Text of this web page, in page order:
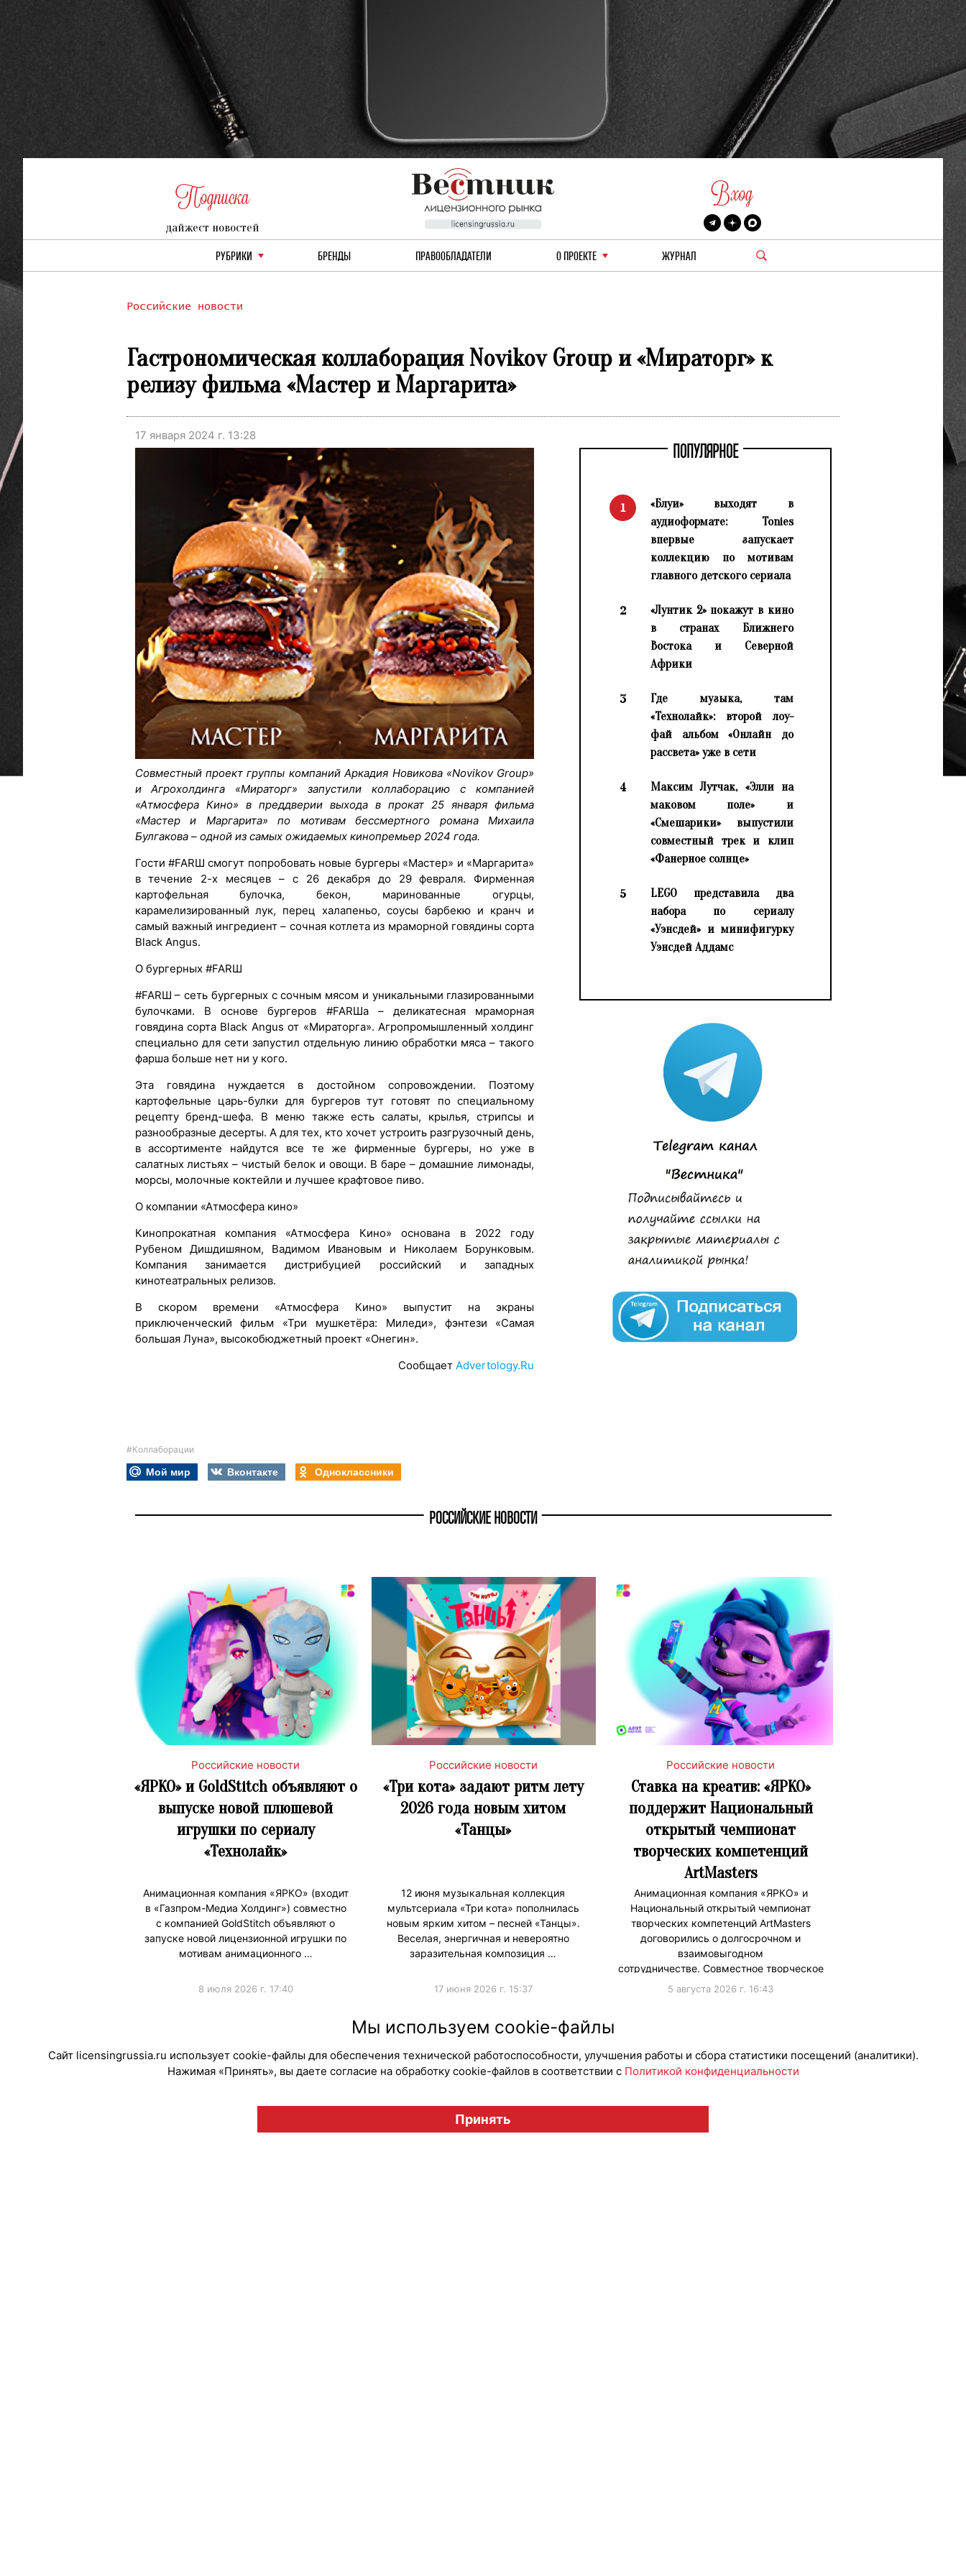
Подписка
дайжест новостей
Вход
РУБРИКИ БРЕНДЫ ПРАВООБЛАДАТЕЛИ О ПРОЕКТЕ ЖУРНАЛ
Российские новости
Гастрономическая коллаборация Novikov Group и «Мираторг» к
релизу фильма «Мастер и Маргарита»
17 января 2024 г. 13:28
Совместный проект группы компаний Аркадия Новикова «Novikov Group»
и Агрохолдинга «Мираторг» запустили коллаборацию с компанией
«Атмосфера Кино» в преддверии выхода в прокат 25 января фильма
«Мастер и Маргарита» по мотивам бессмертного романа Михаила
Булгакова – одной из самых ожидаемых кинопремьер 2024 года.
Гости #FARШ смогут попробовать новые бургеры «Мастер» и «Маргарита»
в течение 2-х месяцев – с 26 декабря до 29 февраля. Фирменная
картофельная булочка, бекон, маринованные огурцы,
карамелизированный лук, перец халапеньо, соусы барбекю и кранч и
самый важный ингредиент – сочная котлета из мраморной говядины сорта
Black Angus.
О бургерных #FARШ
#FARШ – сеть бургерных с сочным мясом и уникальными глазированными
булочками. В основе бургеров #FARШа – деликатесная мраморная
говядина сорта Black Angus от «Мираторга». Агропромышленный холдинг
специально для сети запустил отдельную линию обработки мяса – такого
фарша больше нет ни у кого.
Эта говядина нуждается в достойном сопровождении. Поэтому
картофельные царь-булки для бургеров тут готовят по специальному
рецепту бренд-шефа. В меню также есть салаты, крылья, стрипсы и
разнообразные десерты. А для тех, кто хочет устроить разгрузочный день,
в ассортименте найдутся все те же фирменные бургеры, но уже в
салатных листьях – чистый белок и овощи. В баре – домашние лимонады,
морсы, молочные коктейли и лучшее крафтовое пиво.
О компании «Атмосфера кино»
Кинопрокатная компания «Атмосфера Кино» основана в 2022 году
Рубеном Дишдишяном, Вадимом Ивановым и Николаем Борунковым.
Компания занимается дистрибуцией российский и западных
кинотеатральных релизов.
В скором времени «Атмосфера Кино» выпустит на экраны
приключенческий фильм «Три мушкетёра: Миледи», фэнтези «Самая
большая Луна», высокобюджетный проект «Онегин».
СообщаетAdvertology.Ru
ПОПУЛЯРНОЕ
1
«Блуи» выходят в
аудиоформате: Tonies
впервые запускает
коллекцию по мотивам
главного детского сериала
2
«Лунтик 2» покажут в кино
в странах Ближнего
Востока и Северной
Африки
3
Где музыка, там
«Технолайк»: второй лоу-
фай альбом «Онлайн до
рассвета» уже в сети
4
Максим Лутчак, «Элли на
маковом поле» и
«Смешарики» выпустили
совместный трек и клип
«Фанерное солнце»
5
LEGO представила два
набора по сериалу
«Уэнсдей» и минифигурку
Уэнсдей Аддамс
#Коллаборации
Мой мир Вконтакте Одноклассники
РОССИЙСКИЕ НОВОСТИ
Российские новости
«ЯРКО» и GoldStitch объявляют о
выпуске новой плюшевой
игрушки по сериалу
«Технолайк»
Анимационная компания «ЯРКО» (входит
в «Газпром-Медиа Холдинг») совместно
с компанией GoldStitch объявляют о
запуске новой лицензионной игрушки по
мотивам анимационного …
8 июля 2026 г. 17:40
Российские новости
«Три кота» задают ритм лету
2026 года новым хитом
«Танцы»
12 июня музыкальная коллекция
мультсериала «Три кота» пополнилась
новым ярким хитом – песней «Танцы».
Веселая, энергичная и невероятно
заразительная композиция …
17 июня 2026 г. 15:37
Российские новости
Ставка на креатив: «ЯРКО»
поддержит Национальный
открытый чемпионат
творческих компетенций
ArtMasters
Анимационная компания «ЯРКО» и
Национальный открытый чемпионат
творческих компетенций ArtMasters
договорились о долгосрочном и
взаимовыгодном
сотрудничестве. Совместное творческое
взаимодействие «ЯРКО» и
ArtMasters будет …
5 августа 2026 г. 16:43
© "Вестник лицензионного рынка", licensingrussia.ru, 2009-2026 12+
Мы используем cookie-файлы
Сайт licensingrussia.ru использует cookie-файлы для обеспечения технической работоспособности, улучшения работы и сбора статистики посещений (аналитики).
Нажимая «Принять», вы даете согласие на обработку cookie-файлов в соответствии с Политикой конфиденциальности
Принять